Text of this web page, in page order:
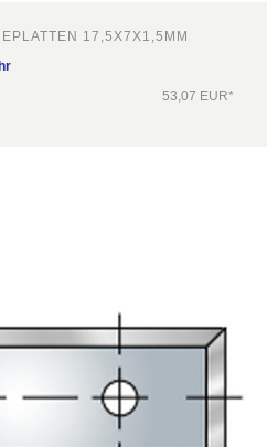
17,5X7X1,5MM
53,07 EUR*